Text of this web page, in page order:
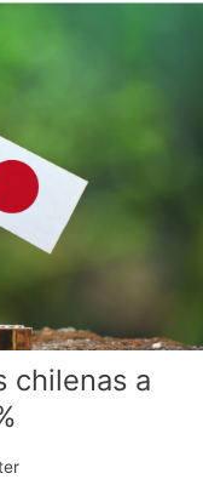
chilenas a